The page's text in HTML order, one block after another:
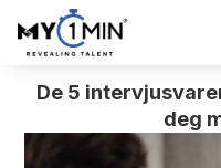
De 5
deg